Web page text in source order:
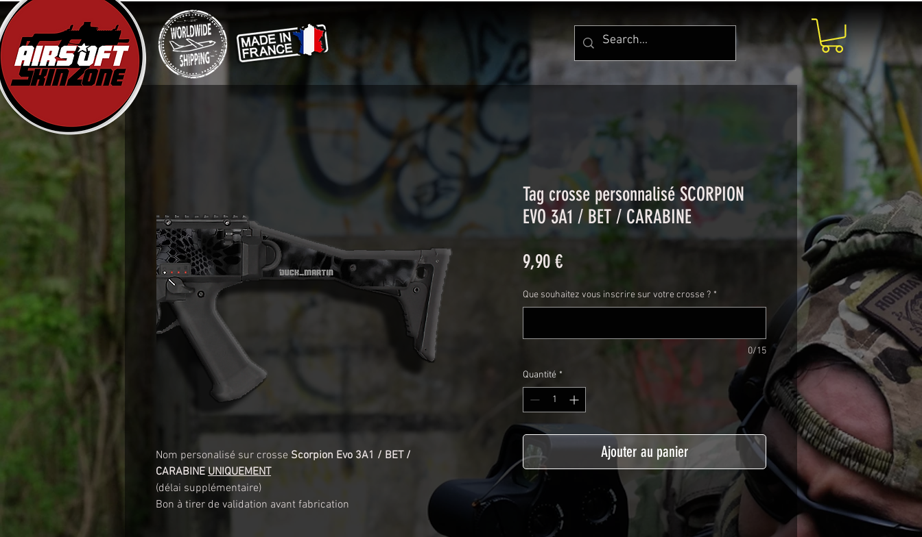
Nom personalisé sur crosse Scorpion Evo 3A1 / BET /
CARABINEUNIQUEMENT
(délai supplémentaire)
Bon à tirer de validation avant fabrication
Tag crosse personnalisé SCORPION
EVO 3A1 / BET / CARABINE
9,90 €Prix
Que souhaitez vous inscrire sur votre crosse ? *
0/15
Quantité *
Ajouter au panier